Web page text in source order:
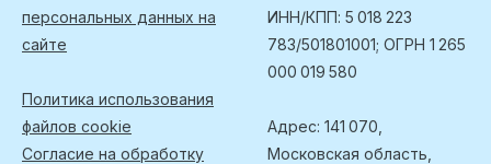
персональных данных на
сайте
Политика использования
файлов cookie
Согласие на обработку
ИНН/КПП: 5 018 223
783/501801001; ОГРН 1 265
000 019 580
Адрес: 141 070,
Московская область,